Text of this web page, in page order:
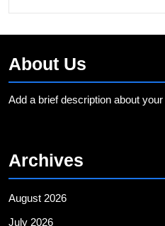
About Us
Add a brief description about
Archives
August 2026
July 2026